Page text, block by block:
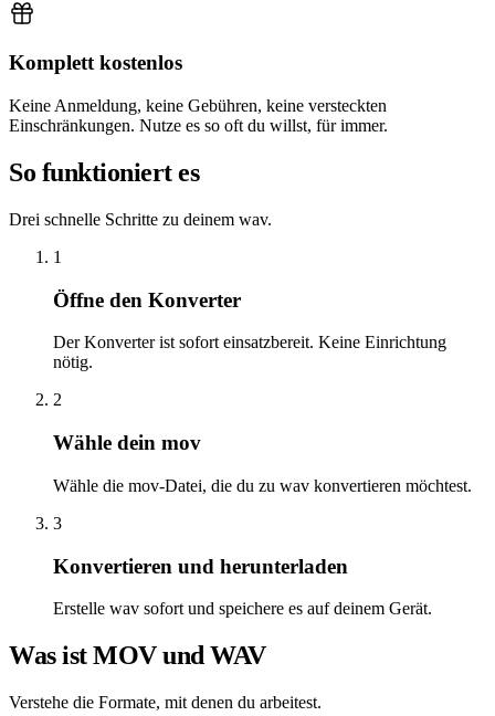
Komplett kostenlos
Keine Anmeldung, keine Gebühren, keine versteckten
Einschränkungen. Nutze es so oft du willst, für immer.
So funktioniert es
Drei schnelle Schritte zu deinem wav.
1
Öffne den Konverter
Der Konverter ist sofort einsatzbereit. Keine Einrichtung
nötig.
2
Wähle dein mov
Wähle die mov-Datei, die du zu wav konvertieren möchtest.
3
Konvertieren und herunterladen
Erstelle wav sofort und speichere es auf deinem Gerät.
Was ist MOV und WAV
Verstehe die Formate, mit denen du arbeitest.